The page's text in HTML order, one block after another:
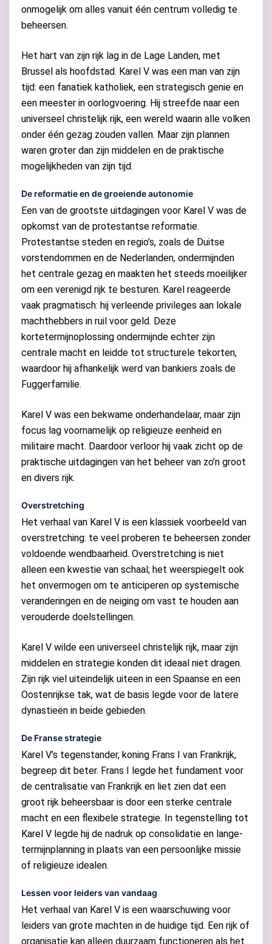
onmogelijk om alles vanuit één centrum volledig te
beheersen.
Het hart van zijn rijk lag in de Lage Landen, met
Brussel als hoofdstad. Karel V was een man van zijn
tijd: een fanatiek katholiek, een strategisch genie en
een meester in oorlogvoering. Hij streefde naar een
universeel christelijk rijk, een wereld waarin alle volken
onder één gezag zouden vallen. Maar zijn plannen
waren groter dan zijn middelen en de praktische
mogelijkheden van zijn tijd.
De reformatie en de groeiende autonomie
Een van de grootste uitdagingen voor Karel V was de
opkomst van de protestantse reformatie.
Protestantse steden en regio’s, zoals de Duitse
vorstendommen en de Nederlanden, ondermijnden
het centrale gezag en maakten het steeds moeilijker
om een verenigd rijk te besturen. Karel reageerde
vaak pragmatisch: hij verleende privileges aan lokale
machthebbers in ruil voor geld. Deze
kortetermijnoplossing ondermijnde echter zijn
centrale macht en leidde tot structurele tekorten,
waardoor hij afhankelijk werd van bankiers zoals de
Fuggerfamilie.
Karel V was een bekwame onderhandelaar, maar zijn
focus lag voornamelijk op religieuze eenheid en
militaire macht. Daardoor verloor hij vaak zicht op de
praktische uitdagingen van het beheer van zo’n groot
en divers rijk.
Overstretching
Het verhaal van Karel V is een klassiek voorbeeld van
overstretching: te veel proberen te beheersen zonder
voldoende wendbaarheid. Overstretching is niet
alleen een kwestie van schaal; het weerspiegelt ook
het onvermogen om te anticiperen op systemische
veranderingen en de neiging om vast te houden aan
verouderde doelstellingen.
Karel V wilde een universeel christelijk rijk, maar zijn
middelen en strategie konden dit ideaal niet dragen.
Zijn rijk viel uiteindelijk uiteen in een Spaanse en een
Oostenrijkse tak, wat de basis legde voor de latere
dynastieën in beide gebieden.
De Franse strategie
Karel V’s tegenstander, koning Frans I van Frankrijk,
begreep dit beter. Frans I legde het fundament voor
de centralisatie van Frankrijk en liet zien dat een
groot rijk beheersbaar is door een sterke centrale
macht en een flexibele strategie. In tegenstelling tot
Karel V legde hij de nadruk op consolidatie en lange-
termijnplanning in plaats van een persoonlijke missie
of religieuze idealen.
Lessen voor leiders van vandaag
Het verhaal van Karel V is een waarschuwing voor
leiders van grote machten in de huidige tijd. Een rijk of
organisatie kan alleen duurzaam functioneren als het